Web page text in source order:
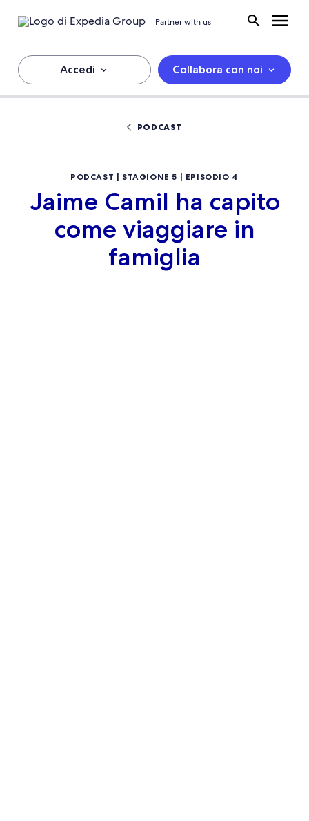
Partner with us
Accedi Collabora con noi
PODCAST
PODCAST | STAGIONE 5 | EPISODIO 4
Jaime Camil ha capito
come viaggiare in
famiglia